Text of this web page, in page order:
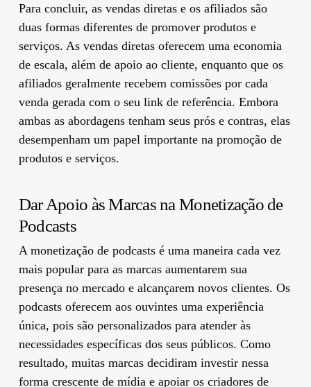
Para concluir, as vendas diretas e os afiliados são
duas formas diferentes de promover produtos e
serviços. As vendas diretas oferecem uma economia
de escala, além de apoio ao cliente, enquanto que os
afiliados geralmente recebem comissões por cada
venda gerada com o seu link de referência. Embora
ambas as abordagens tenham seus prós e contras, elas
desempenham um papel importante na promoção de
produtos e serviços.
Dar Apoio às Marcas na Monetização de
Podcasts
A monetização de podcasts é uma maneira cada vez
mais popular para as marcas aumentarem sua
presença no mercado e alcançarem novos clientes. Os
podcasts oferecem aos ouvintes uma experiência
única, pois são personalizados para atender às
necessidades específicas dos seus públicos. Como
resultado, muitas marcas decidiram investir nessa
forma crescente de mídia e apoiar os criadores de